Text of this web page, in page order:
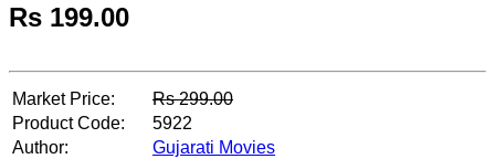
Rs 199.00
Market Price: Rs299.00
Product Code:
5922
Author:
Gujarati Movies